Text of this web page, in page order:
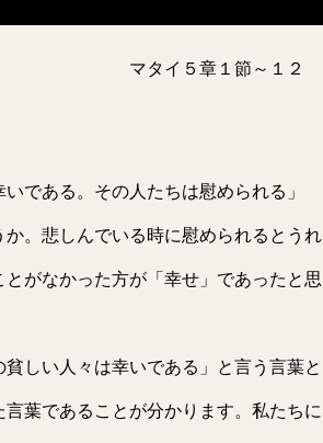
」 マタイ５章１節～１２
である。その人たちは慰められる」
か。悲しんでいる時に慰められるとうれ
がなかった方が「幸せ」であったと思
しい人々は幸いである」と言う言葉と
葉であることが分かります。私たちに